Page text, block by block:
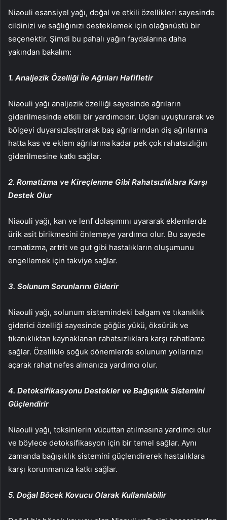
Niaouli esansiyel yağı, doğal ve etkili özellikleri sayesinde
cildinizi ve sağlığınızı desteklemek için olağanüstü bir
seçenektir. Şimdi bu pahalı yağın faydalarına daha
yakından bakalım:
1. Analjezik Özelliği İle Ağrıları Hafifletir
Niaouli yağı analjezik özelliği sayesinde ağrıların
giderilmesinde etkili bir yardımcıdır. Uçları uyuşturarak ve
bölgeyi duyarsızlaştırarak baş ağrılarından diş ağrılarına
hatta kas ve eklem ağrılarına kadar pek çok rahatsızlığın
giderilmesine katkı sağlar.
2. Romatizma ve Kireçlenme Gibi Rahatsızlıklara Karşı
Destek Olur
Niaouli yağı, kan ve lenf dolaşımını uyararak eklemlerde
ürik asit birikmesini önlemeye yardımcı olur. Bu sayede
romatizma, artrit ve gut gibi hastalıkların oluşumunu
engellemek için takviye sağlar.
3. Solunum Sorunlarını Giderir
Niaouli yağı, solunum sistemindeki balgam ve tıkanıklık
giderici özelliği sayesinde göğüs yükü, öksürük ve
tıkanıklıktan kaynaklanan rahatsızlıklara karşı rahatlama
sağlar. Özellikle soğuk dönemlerde solunum yollarınızı
açarak rahat nefes almanıza yardımcı olur.
4. Detoksifikasyonu Destekler ve Bağışıklık Sistemini
Güçlendirir
Niaouli yağı, toksinlerin vücuttan atılmasına yardımcı olur
ve böylece detoksifikasyon için bir temel sağlar. Aynı
zamanda bağışıklık sistemini güçlendirerek hastalıklara
karşı korunmanıza katkı sağlar.
5. Doğal Böcek Kovucu Olarak Kullanılabilir